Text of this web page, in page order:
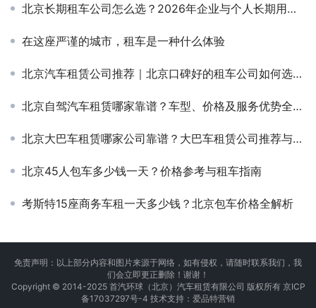
北京长期租车公司怎么选？2026年企业与个人长期用车全攻略
在这座严谨的城市，租车是一种什么体验
北京汽车租赁公司推荐｜北京口碑好的租车公司如何选择更靠谱？
北京自驾汽车租赁哪家靠谱？车型、价格及服务优势全面解析
北京大巴车租赁哪家公司靠谱？大巴车租赁公司推荐与服务解析
北京45人包车多少钱一天？价格参考与租车指南
考斯特15座商务车租一天多少钱？北京包车价格全解析
免责声明：以上部分内容和图片来源于网络，如有侵权，请随时联系我们，我
们会立即更正删除！谢谢！
Copyright © 2014-2025 首汽环球（北京）汽车租赁有限公司 版权所有 京ICP
备17037297号-4 技术支持： 爱品特营销